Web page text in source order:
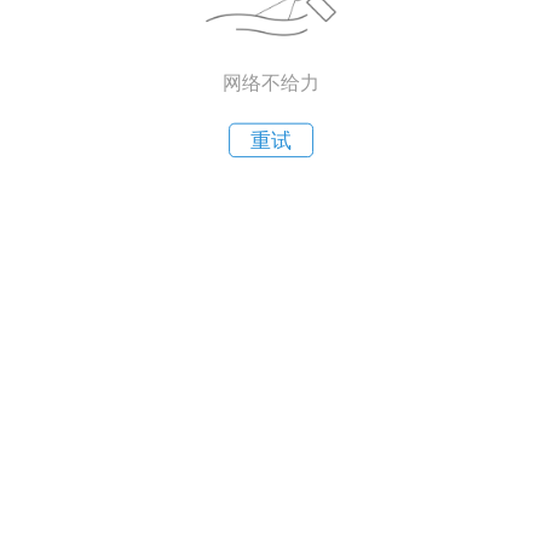
网络不给力
重试